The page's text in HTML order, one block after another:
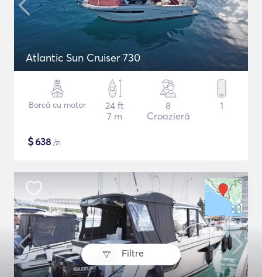
Filtre
Atlantic Sun Cruiser 730
Barcă cu motor
24 ft
7 m
8
Croazieră
1
$638 /zi